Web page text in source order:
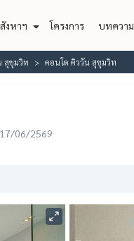
งหาฯ โครงการ บทความ
สุขุมวิท คอนโด คิววัน สุขุมวิท
06/2569